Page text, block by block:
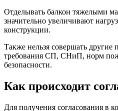
Отделывать балкон тяжелыми
значительно увеличивают
конструкции.
Также нельзя совершать
требования СП, СНиП, норм
безопасности.
Как происходит
Для получения согласования в